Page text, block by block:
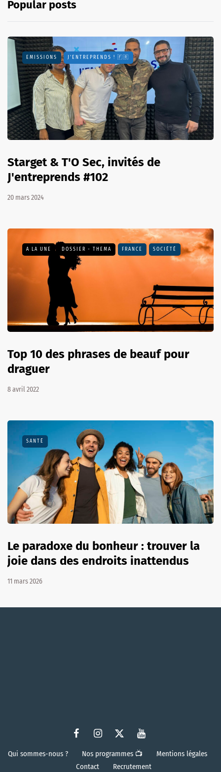
Popular posts
EMISSIONS J'ENTREPRENDS ! 🇫🇷
Starget & T'O Sec, invités de
J'entreprends #102
20 mars 2024
A LA UNE DOSSIER - THEMA FRANCE SOCIÉTÉ
Top 10 des phrases de beauf pour
draguer
8 avril 2022
SANTÉ
Le paradoxe du bonheur : trouver la
joie dans des endroits inattendus
11 mars 2026
Qui sommes-nous ? Nos programmes 📺
Mentions légales
Contact
Recrutement